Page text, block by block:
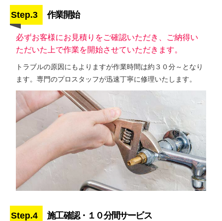
Step.3 作業開始
必ずお客様にお見積りをご確認いただき、ご納得い
ただいた上で作業を開始させていただきます。
トラブルの原因にもよりますが作業時間は約３０分～となり
ます。専門のプロスタッフが迅速丁寧に修理いたします。
Step.4 施工確認・１０分間サービス